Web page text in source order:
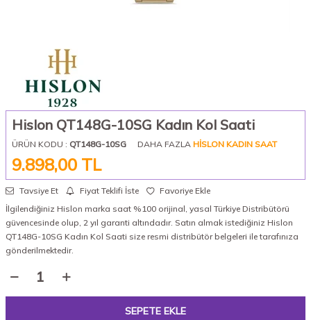
Hislon QT148G-10SG Kadın Kol Saati
ÜRÜN KODU : QT148G-10SG DAHA FAZLA HISLON KADIN SAAT
9.898,00 TL
Tavsiye Et Fiyat Teklifi İste
Favoriye Ekle
İlgilendiğiniz Hislon marka saat %100 orijinal, yasal Türkiye Distribütörü
güvencesinde olup, 2 yıl garanti altındadır. Satın almak istediğiniz Hislon
QT148G-10SG Kadın Kol Saati size resmi distribütör belgeleri ile tarafınıza
gönderilmektedir.
SEPETE EKLE